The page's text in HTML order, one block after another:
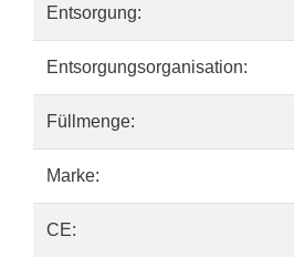
Entsorgung:
Entsorgungsorganisation:
Füllmenge:
Marke:
CE: